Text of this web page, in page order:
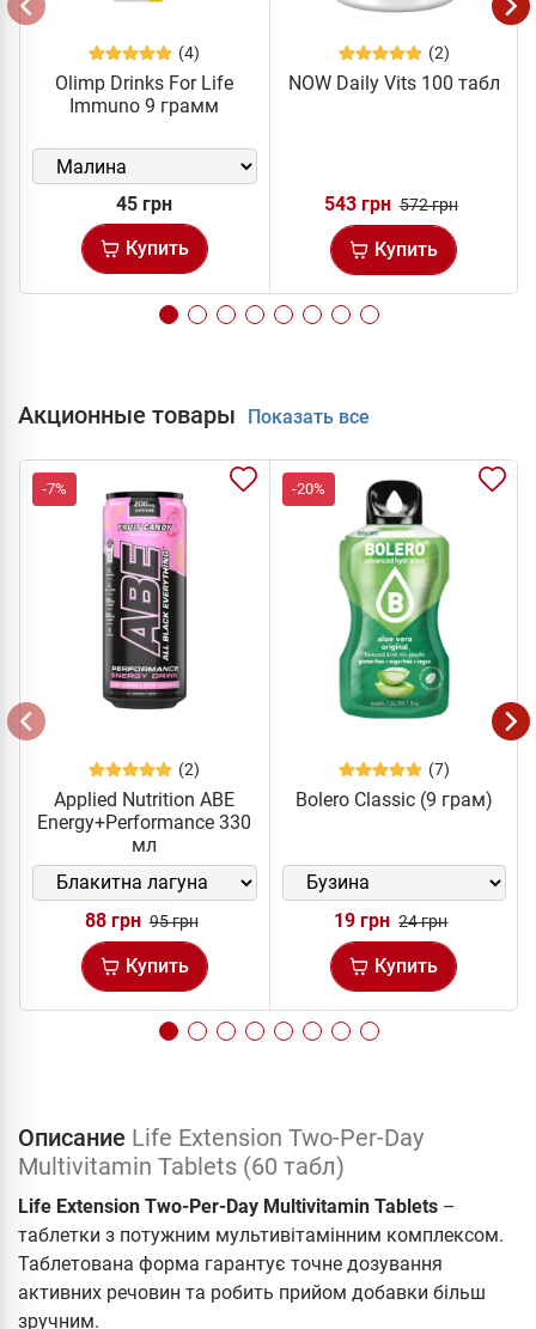
(4)
Olimp Drinks For Life
Immuno 9 грамм
45 грн
Купить
(2)
NOW Daily Vits 100 табл
543 грн 572 грн
Купить
Акционные товары Показать все
-7%
(2)
Applied Nutrition ABE
Energy+Performance 330
мл
88 грн 95 грн
Купить
-20%
(7)
Bolero Classic (9 грам)
19 грн 24 грн
Купить
Описание Life Extension Two-Per-Day
Multivitamin Tablets (60 табл)
Life Extension Two-Per-Day Multivitamin Tablets –
таблетки з потужним мультивітамінним комплексом.
Таблетована форма гарантує точне дозування
активних речовин та робить прийом добавки більш
зручним.